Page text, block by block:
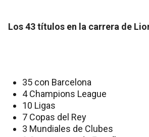
Los 43 títulos en la carrera de
35 con Barcelona
4 Champions League
10 Ligas
7 Copas del Rey
3 Mundiales de Clubes